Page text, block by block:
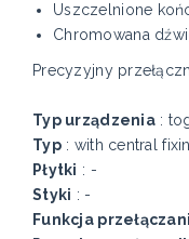
Uszczelnione
Chromowana
Precyzyjny
Typ urządzenia:
Typ: with central
Płytki : -
Styki : -
Funkcja